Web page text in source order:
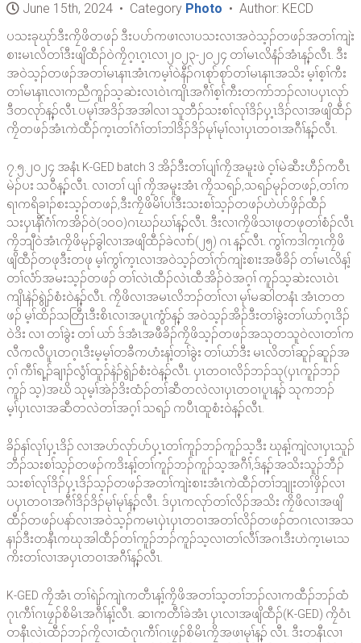
June 15th, 2024 • Category Photo • Author: KECD
ပသးခုဃုာ်ဒီးကၠိဖိတဖၣ် ဒီးပပာ်ကဖၢလၢပသးလၢအဝဲသ့ၣ်တဖၣ်အတၢ်ကျဲး
စၢးမၤလိတၢ်ဒီးဖျိထီၣ်ဝဲကၠိဂ့ၤဂ့ၤလၢ၂ဝ၂၃-၂ဝ၂၄ တၢ်မၤလိနံၣ်အံၤန့ၣ်လီၤ. ဒီး
အဝဲသ့ၣ်တဖၣ်အတၢ်မၤနၢၤအံၤကမ့ၢ်ဝဲနီၣ်ဂၤစုာ်စုာ်တၢ်မၤနၢၤအသိး မ့ၢ်စ့ၢ်ကီး
တၢ်မၤနၢၤလၢကညီကူၣ်သ့ဆဲးလၤဝဲၤကျိၤအဂီၢ်စ့ၢ်ကီးတကာ်ဘၣ်လၢပၦၤလုာ်
ဒီတလုာ်န့ၣ်လီၤ.ပမုၢ်အဒိၣ်အအါလၢ သူဘီၣ်သးစၢ်လုၢ်ဒိၣ်ၦ့ၤဒိၣ်လၢအဖျိထီၣ်
ကၠိတဖၣ်အံၤကဲထီၣ်က့ၤတၢ်ဂံၢ်တၢ်ဘါဒိၣ်ဒိၣ်မုၢ်မုၢ်လၢၦၤတဝၢအဂီၢ်န့ၣ်လီၤ.
၇.၅.၂ဝ၂၄ အနံၤ K-GED batch 3 အိၣ်ဒီးတၢ်ပျၢ်ကၠိအမူးဖဲ ဝ့ၢ်မဲဆီးဟီၣ်ကဝီၤ
မဲၣ်ပး သဝီန့ၣ်လီၤ. လၢတၢ် ပျၢ် ကၠိအမူးအံၤ ကၠိသရၣ်,သရၣ်မုၣ်တဖၣ်,တၢ်က
ရၢကရိခၢၣ်စးသ့ၣ်တဖၣ်,ဒီးကၠိဖိမိၢ်ပၢ်ဒီးသးစၢ်သ့ၣ်တဖၣ်ဟဲပာ်ဖှိၣ်ထီၣ်
သးၦၤနီၢ်ဂံၢ်ကအိၣ်ဝဲ(၁ဝဝ)ဂၤဃၣ်ဃၢ်န့ၣ်လီၤ. ဒီးလၢကၠိဖိသၢဖုတဖုတၢ်စံၣ်လီၤ
ကၠိဘျီဝဲအံၤကၠိဖိမုၣ်ခွါလၢအဖျိထီၣ်ခဲလၢာ်(၂၅) ဂၤ န့ၣ်လီၤ. ကွၢ်ကဒါက့ၤကၠိဖိ
ဖျိထီၣ်တဖုဒီးတဖု မ့ၢ်ကွၢ်က့ၤလၢအဝဲသ့ၣ်တၢ်ဂုာ်ကျဲးစၢးအဖီခိၣ် တၢ်မၤလိန့ၢ်
တၢ်လံာ်အမးသ့ၣ်တဖၣ် တၢ်လဲၤထီၣ်လဲၤထီအိၣ်ဝဲအဂ့ၢ် ကူၣ်သ့ဆဲးလၤဝဲၤ
ကျိၤနဲၣ်ရွဲၣ်စံးဝဲန့ၣ်လီၤ. ကၠိဖိလၢအမၤလိဘၣ်တၢ်လၢ မုၢ်မဆါတနံၤ အံၤတတ
ဖၣ် မ့ၢ်ထိၣ်သတြီၤဒီးစိၤလၢအပူၤကွံာ်န့ၣ် အဝဲသ့ၣ်အိၣ်ဒီးတၢ်ခွဲးတၢ်ယာ်ဂ့ၤဒိၣ်
ဝဲဒိး လၢ တၢ်ခွဲး တၢ် ယာ် ဒ်အံၤအဖီခိၣ်ကၠိဖိသ့ၣ်တဖၣ်အသုတသူဝဲလၢတၢ်က
လီကလီပူၤတဂ့ၤဒီးမ့မ့ၢ်တခီကဟံးန့ၢ်တၢ်ခွဲး တၢ်ယာ်ဒီး မၤလိတၢ်ဆူၣ်ဆူၣ်အ
ဂ့ၢ် ကီၢ်ရ့ၣ်ချၢၣ်လွံၢ်ထူၣ်နဲၣ်ရွဲၣ်စံးဝဲန့ၣ်လီၤ. ၦၤတဝၢလိၣ်ဘၣ်သု(ၦၤကူၣ်ဘၣ်
ကူၣ် သ့)အဃိ သုမ့ၢ်အဲၣ်ဒိးထံၣ်တၢ်ဆီတလဲလၢၦၤတဝၢပူၤန့ၣ် သုကဘၣ်
မ့ၢ်ၦၤလၢအဆီတလဲတၢ်အဂ့ၢ် သရၣ် ကပီၤထူစံးဝဲန့ၣ်လီၤ.
ခိၣ်နၢ်လုၢ်ၦ့ၤဒိၣ် လၢအပာ်လုာ်ပာ်ၦ့ၤတၢ်ကူၣ်ဘၣ်ကူၣ်သ့ဒီး ဃုန့ၢ်ကျဲလၢၦၤသူၣ်
ဘီၣ်သးစၢ်သ့ၣ်တဖၣ်ကဒိးန့ၢ်တၢ်ကူၣ်ဘၣ်ကူၣ်သ့အဂီၢ်,ဒ်န့ၣ်အသိးသူၣ်ဘီၣ်
သးစၢ်လုၢ်ဒိၣ်ၦ့ၤဒိၣ်သ့ၣ်တဖၣ်အတၢ်ကျဲးစၢးအံၤကဲထီၣ်တၢ်ဘျုးတၢ်ဖှိၣ်လၢ
ပၦၤတဝၢအဂီၢ်ဒိၣ်ဒိၣ်မုၢ်မုၢ်န့ၣ်လီၤ. ဒ်ၦၤကလုာ်တၢ်လိၣ်အသိး ကၠိဖိလၢအဖျိ
ထီၣ်တဖၣ်ပနာ်လၢအဝဲသ့ၣ်ကမၤၦဲၤၦၤတဝၢအတၢ်လိၣ်တဖၣ်တဂၤလၢအသ
နၢၣ်ဒီးတနီၤကဃုအါထီၣ်တၢ်ကူၣ်ဘၣ်ကူၣ်သ့လၢတၢ်လီၢ်အဂၤဒီးဟဲက့ၤမၤသ
ကိးတၢ်လၢအၦၤတဝၢအဂီၢ်န့ၣ်လီၤ.
K-GED ကၠိအံၤ တၢ်ရဲၣ်ကျဲၤကတီၤန့ၢ်ကၠိဖိအတၢ်သ့တၢ်ဘၣ်လၢကထီၣ်ဘၣ်ထံ
ဂုၤကီၢ်ဂၤဖၠၣ်စိမိၤအဂီၢ်န့ၢ်လီၤ. ဆၢကတီၢ်ခဲအံၤ ၦၤလၢအဖျိထီၣ်(K-GED) ကၠိဝံၤ
တနီၤလဲၤထီၣ်ဘၣ်ကၠိလၢထံဂုၤကီၢ်ဂၤဖၠၣ်စိမိၤကၠိအဖၢမုၢ်န့ၣ် လီၤ. ဒီးတနီၤလၢ